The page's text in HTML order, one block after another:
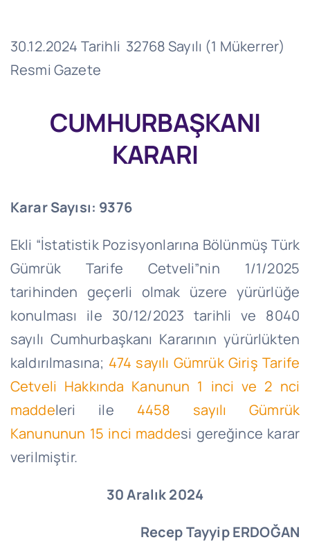
30.12.2024 Tarihli 32768 Sayılı (1 Mükerrer)
Resmi Gazete
CUMHURBAŞKANI
KARARI
Karar Sayısı: 9376
Ekli “İstatistik Pozisyonlarına Bölünmüş Türk
Gümrük Tarife Cetveli”nin 1/1/2025
tarihinden geçerli olmak üzere yürürlüğe
konulması ile 30/12/2023 tarihli ve 8040
sayılı Cumhurbaşkanı Kararının yürürlükten
kaldırılmasına; 474 sayılı Gümrük Giriş Tarife
Cetveli Hakkında Kanunun 1 inci ve 2 nci
maddeleri ile 4458 sayılı Gümrük
Kanununun 15 inci maddesi gereğince karar
verilmiştir.
30 Aralık 2024
Recep Tayyip ERDOĞAN